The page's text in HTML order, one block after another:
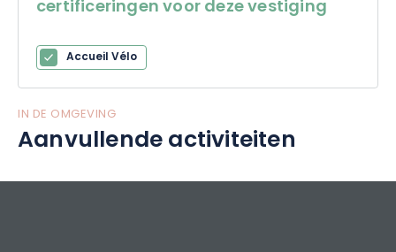
certificeringen voor deze vestiging
Accueil Vélo
IN DE OMGEVING
Aanvullende activiteiten